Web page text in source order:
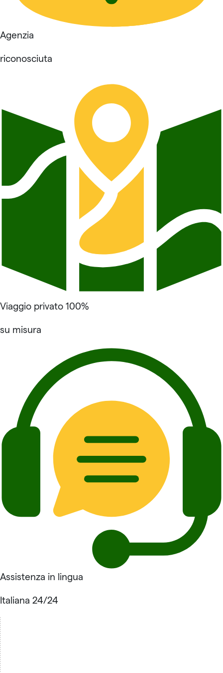
Agenzia
riconosciuta
Viaggio privato 100%
su misura
Assistenza in lingua
Italiana 24/24